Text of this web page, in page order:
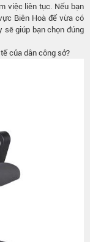
việc liên tục. Nếu bạn
Biên Hoà để vừa có
sẽ giúp bạn chọn đúng
của dân công sở?